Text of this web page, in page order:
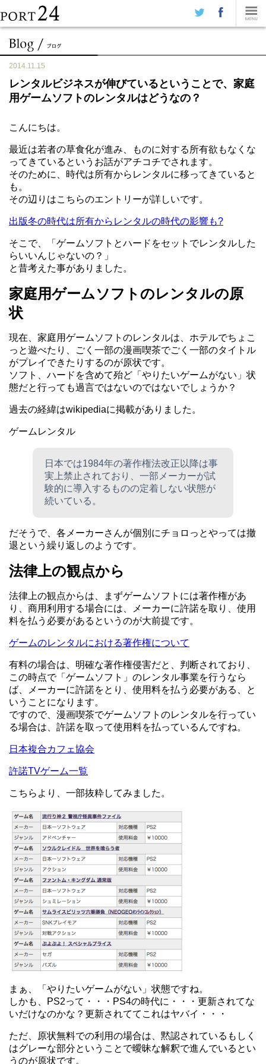
2014.11.15
レンタルビジネスが伸びているということで、家庭
用ゲームソフトのレンタルはどうなの？
こんにちは。
最近は若者の草食化が進み、ものに対する所有欲もなくな
ってきているというお話がアチコチでされます。
そのために、時代は所有からレンタルに移ってきていると
も。
その辺りはこちらのエントリーが詳しいです。
出版冬の時代は所有からレンタルの時代の影響も?
そこで、「ゲームソフトとハードをセットでレンタルした
らいいんじゃないの？」
と昔考えた事がありました。
家庭用ゲームソフトのレンタルの原
状
現在、家庭用ゲームソフトのレンタルは、ホテルでちょこ
っと遊べたり、ごく一部の漫画喫茶でごく一部のタイトル
がプレイできたりするのが原状です。
ソフト、ハードを含めて殆ど「やりたいゲームがない」状
態だと行っても過言ではないのではないでしょうか？
過去の経緯はwikipediaに掲載がありました。
ゲームレンタル
日本では1984年の著作権法改正以降は事
実上禁止されており、一部メーカーが試
験的に導入するものの定着しない状態が
続いている。
だそうで、各メーカーさんが個別にチョロっとやっては撤
退という繰り返しのようです。
法律上の観点から
法律上の観点からは、まずゲームソフトには著作権があ
り、商用利用する場合には、メーカーに許諾を取り、使用
料を払う必要があるというのが大前提です。
ゲームのレンタルにおける著作権について
有料の場合は、明確な著作権侵害だと、判断されており、
この時点で「ゲームソフト」のレンタル事業を行うなら
ば、メーカーに許諾をとり、使用料を払う必要がある、と
いうことになります。
ですので、漫画喫茶でゲームソフトのレンタルを行ってい
る場合は、許諾を取って使用料を払っているんですね。
日本複合カフェ協会
許諾TVゲーム一覧
こちらより、一部抜粋してみました。
まぁ、「やりたいゲームがない」状態ですね。
しかも、PS2って・・・PS4の時代に・・・更新されてな
いだけなのかな？更新されててこれはヤバイ・・・
ただ、原状無料での利用の場合は、黙認されているもしく
はグレーな部分ということで曖昧な解釈で進んでいるとい
うのが原状です。